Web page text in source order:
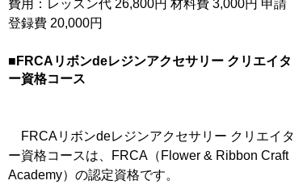
費用：レッスン代 26,800円 材料費 3,000円 申請
登録費 20,000円
■FRCAリボンdeレジンアクセサリー クリエイタ
ー資格コース
FRCAリボンdeレジンアクセサリー クリエイタ
ー資格コースは、FRCA（Flower & Ribbon Craft
Academy）の認定資格です。